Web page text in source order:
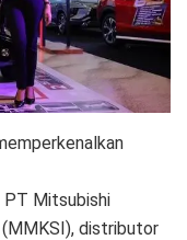
PT Mitsubishi
distributor